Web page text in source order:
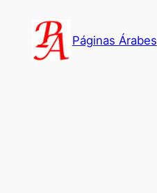
contenido
Páginas Árabes